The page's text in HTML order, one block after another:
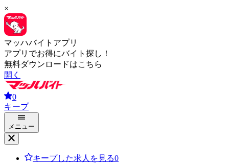
×
マッハバイトアプリ
アプリでお得にバイト探し！
無料ダウンロードはこちら
開く
0
キープ
メニュー
キープした求人を見る0